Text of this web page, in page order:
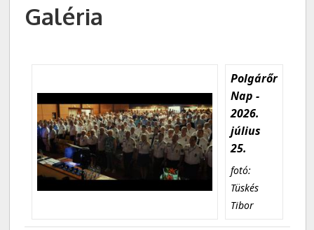
Galéria
Polgárőr
Nap -
2026.
július
25.
fotó:
Tüskés
Tibor